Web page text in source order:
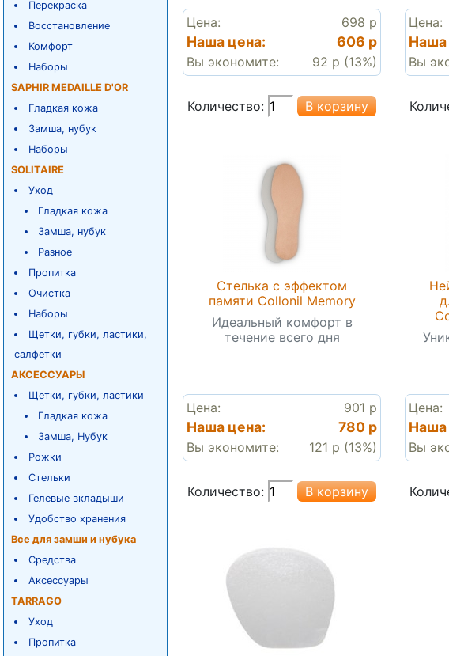
Перекраска
Восстановление
Комфорт
Наборы
SAPHIR MEDAILLE D'OR
Гладкая кожа
Замша, нубук
Наборы
SOLITAIRE
Уход
Гладкая кожа
Замша, нубук
Разное
Пропитка
Очистка
Наборы
Щетки, губки, ластики,
салфетки
АКСЕССУАРЫ
Щетки, губки, ластики
Гладкая кожа
Замша, Нубук
Рожки
Стельки
Гелевые вкладыши
Удобство хранения
Все для замши и нубука
Средства
Аксессуары
TARRAGO
Уход
Пропитка
Цена: 698 р
Наша цена: 606 р
Вы экономите: 92 р (13%)
Количество:
Цена:
Наша
Вы
Стелька с эффектом
памяти Collonil Memory
Идеальный комфорт в
течение всего дня
Цена: 901 р
Наша цена: 780 р
Вы экономите: 121 р (13%)
Количество:
Цена:
Наша
Вы